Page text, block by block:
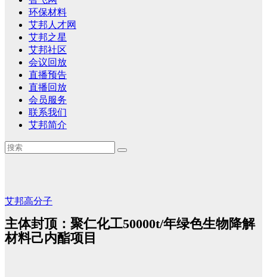
环保材料
艾邦人才网
艾邦之星
艾邦社区
会议回放
直播预告
直播回放
会员服务
联系我们
艾邦简介
艾邦高分子
主体封顶：聚仁化工50000t/年绿色生物降解
材料己内酯项目